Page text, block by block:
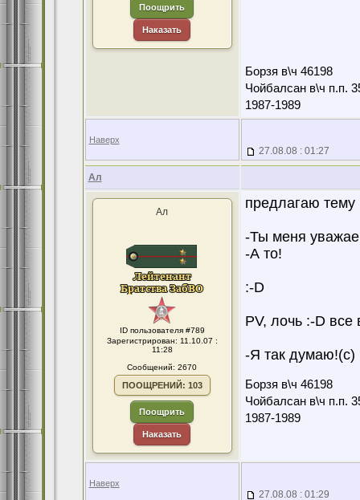
Поощрить
Наказать
Борзя в\ч 46198
Чойбалсан в\ч п.п.
1987-1989
Наверх
27.08.08 : 01:27
Ал
Ал
ID пользователя #789
Зарегистрирован: 11.10.07 :
11:28
Сообщений: 2670
ПООЩРЕНИЙ: 103
Поощрить
Наказать
предлагаю тему
-Ты меня
-А то!
:-D
PV, лочь :-D
-Я так думаю!(с)
Борзя в\ч 46198
Чойбалсан в\ч п.п.
1987-1989
Наверх
27.08.08 : 01:29